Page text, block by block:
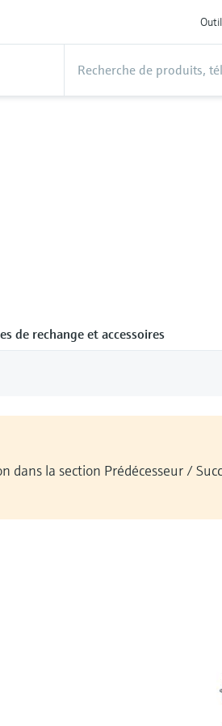
de rechange et accessoires
la section Prédécesseur /